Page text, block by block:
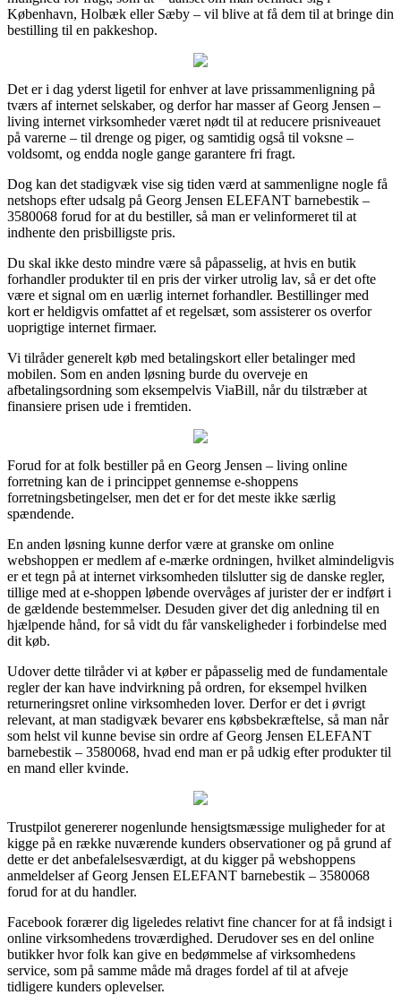
København, Holbæk eller Sæby – vil blive at få dem til at bringe din
bestilling til en pakkeshop.
Det er i dag yderst ligetil for enhver at lave prissammenligning på
tværs af internet selskaber, og derfor har masser af Georg Jensen –
living internet virksomheder været nødt til at reducere prisniveauet
på varerne – til drenge og piger, og samtidig også til voksne –
voldsomt, og endda nogle gange garantere fri fragt.
Dog kan det stadigvæk vise sig tiden værd at sammenligne nogle få
netshops efter udsalg på Georg Jensen ELEFANT barnebestik –
3580068 forud for at du bestiller, så man er velinformeret til at
indhente den prisbilligste pris.
Du skal ikke desto mindre være så påpasselig, at hvis en butik
forhandler produkter til en pris der virker utrolig lav, så er det ofte
være et signal om en uærlig internet forhandler. Bestillinger med
kort er heldigvis omfattet af et regelsæt, som assisterer os overfor
uoprigtige internet firmaer.
Vi tilråder generelt køb med betalingskort eller betalinger med
mobilen. Som en anden løsning burde du overveje en
afbetalingsordning som eksempelvis ViaBill, når du tilstræber at
finansiere prisen ude i fremtiden.
Forud for at folk bestiller på en Georg Jensen – living online
forretning kan de i princippet gennemse e-shoppens
forretningsbetingelser, men det er for det meste ikke særlig
spændende.
En anden løsning kunne derfor være at granske om online
webshoppen er medlem af e-mærke ordningen, hvilket almindeligvis
er et tegn på at internet virksomheden tilslutter sig de danske regler,
tillige med at e-shoppen løbende overvåges af jurister der er indført i
de gældende bestemmelser. Desuden giver det dig anledning til en
hjælpende hånd, for så vidt du får vanskeligheder i forbindelse med
dit køb.
Udover dette tilråder vi at køber er påpasselig med de fundamentale
regler der kan have indvirkning på ordren, for eksempel hvilken
returneringsret online virksomheden lover. Derfor er det i øvrigt
relevant, at man stadigvæk bevarer ens købsbekræftelse, så man når
som helst vil kunne bevise sin ordre af Georg Jensen ELEFANT
barnebestik – 3580068, hvad end man er på udkig efter produkter til
en mand eller kvinde.
Trustpilot genererer nogenlunde hensigtsmæssige muligheder for at
kigge på en række nuværende kunders observationer og på grund af
dette er det anbefalelsesværdigt, at du kigger på webshoppens
anmeldelser af Georg Jensen ELEFANT barnebestik – 3580068
forud for at du handler.
Facebook forærer dig ligeledes relativt fine chancer for at få indsigt i
online virksomhedens troværdighed. Derudover ses en del online
butikker hvor folk kan give en bedømmelse af virksomhedens
service, som på samme måde må drages fordel af til at afveje
tidligere kunders oplevelser.